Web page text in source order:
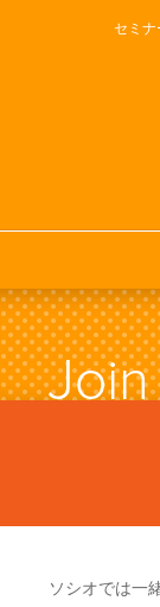
セミナ
ソシオでは一